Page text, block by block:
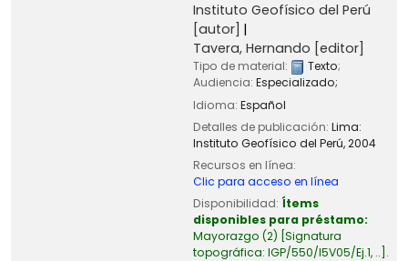
Instituto Geofísico del Perú
[autor]
Tavera, Hernando [editor]
Tipo de material: Texto;
Audiencia: Especializado;
Idioma: Español
Detalles de publicación: Lima:
Instituto Geofísico del Perú,2004
Recursos en línea:
Clic para acceso en línea
Disponibilidad: Ítems
disponibles para préstamo:
Mayorazgo (2) Signatura
topográfica: IGP/550/I5V05/Ej.1, .. .